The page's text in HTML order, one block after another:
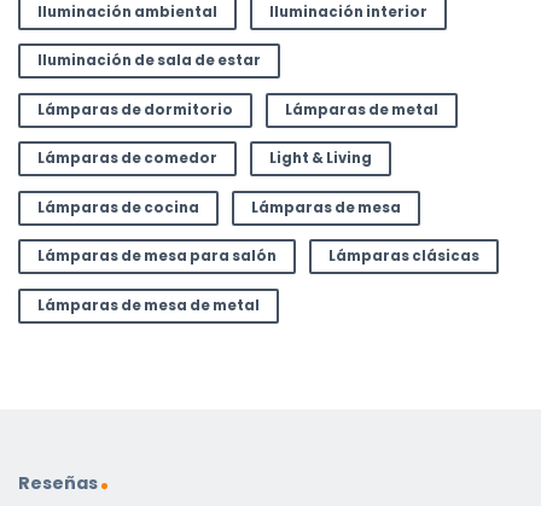
Iluminación ambiental Iluminación interior
Iluminación de sala de estar
Lámparas de dormitorio Lámparas de metal
Lámparas de comedor Light & Living
Lámparas de cocina Lámparas de mesa
Lámparas de mesa para salón Lámparas clásicas
Lámparas de mesa de metal
Reseñas